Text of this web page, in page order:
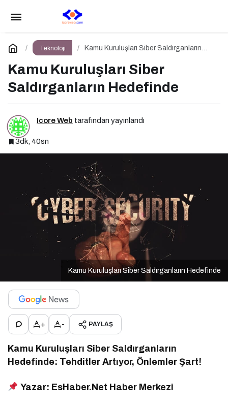
Teknoloji
Kamu Kuruluşları Siber Saldırganların
Kamu Kuruluşları Siber
Saldırganların Hedefinde
Icore Web tarafından yayınlandı
3dk, 40sn
Kamu Kuruluşları Siber Saldırganların Hedefinde
+ - PAYLAŞ
Kamu Kuruluşları Siber Saldırganların
Hedefinde: Tehditler Artıyor, Önlemler Şart!
Yazar: EsHaber.Net Haber Merkezi
Kamu Kuruluşları Siber Saldırganların
Hedefinde
Yorum Yap